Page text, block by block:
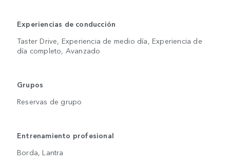
Experiencias de conducción
Taster Drive, Experiencia de medio día, Experiencia de
día completo, Avanzado
Grupos
Reservas de grupo
Entrenamiento profesional
Borda, Lantra